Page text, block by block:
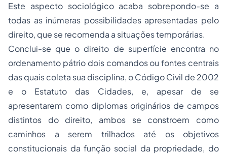
Este aspecto sociológico acaba sobrepondo-se a
todas as inúmeras possibilidades apresentadas pelo
direito, que se recomenda a situações temporárias.
Conclui-se que o direito de superfície encontra no
ordenamento pátrio dois comandos ou fontes centrais
das quais coleta sua disciplina, o Código Civil de 2002
e o Estatuto das Cidades, e, apesar de se
apresentarem como diplomas originários de campos
distintos do direito, ambos se constroem como
caminhos a serem trilhados até os objetivos
constitucionais da função social da propriedade, do